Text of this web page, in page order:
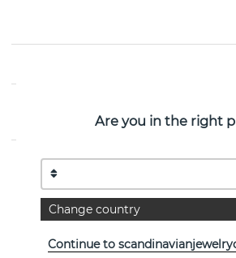
Se flere varer
Are you in the right
Change country
Continue to